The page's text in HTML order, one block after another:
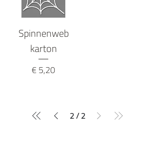
Spinnenweb
karton
Prijs
€ 5,20
2/2